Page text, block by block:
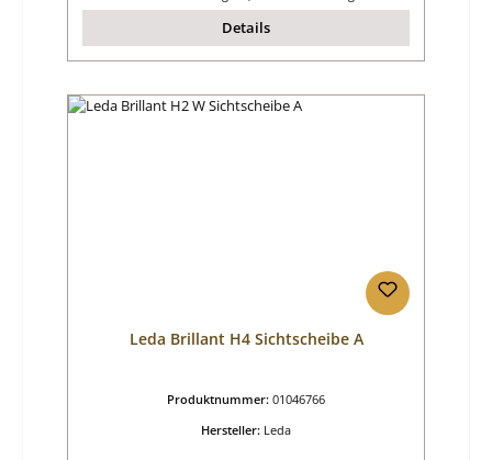
Details
Leda Brillant H4 Sichtscheibe A
Produktnummer: 01046766
Hersteller: Leda